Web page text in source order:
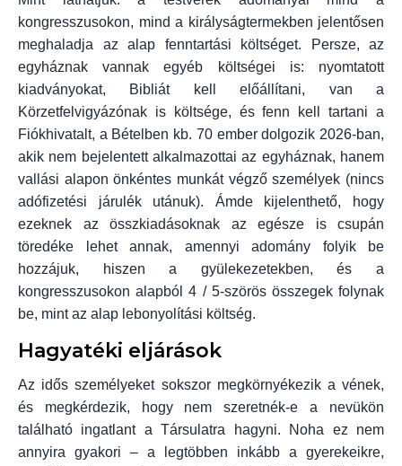
kongresszusokon, mind a királyságtermekben jelentősen
meghaladja az alap fenntartási költséget. Persze, az
egyháznak vannak egyéb költségei is: nyomtatott
kiadványokat, Bibliát kell előállítani, van a
Körzetfelvigyázónak is költsége, és fenn kell tartani a
Fiókhivatalt, a Bételben kb. 70 ember dolgozik 2026-ban,
akik nem bejelentett alkalmazottai az egyháznak, hanem
vallási alapon önkéntes munkát végző személyek (nincs
adófizetési járulék utánuk). Ámde kijelenthető, hogy
ezeknek az összkiadásoknak az egésze is csupán
töredéke lehet annak, amennyi adomány folyik be
hozzájuk, hiszen a gyülekezetekben, és a
kongresszusokon alapból 4 / 5-szörös összegek folynak
be, mint az alap lebonyolítási költség.
Hagyatéki eljárások
Az idős személyeket sokszor megkörnyékezik a vének,
és megkérdezik, hogy nem szeretnék-e a nevükön
található ingatlant a Társulatra hagyni. Noha ez nem
annyira gyakori – a legtöbben inkább a gyerekeikre,